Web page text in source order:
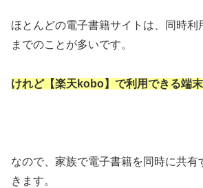
ほとんどの電子書籍サイトは、同時利
までのことが多いです。
けれど【楽天kobo】で利用できる端
なので、家族で電子書籍を同時に共有
きます。